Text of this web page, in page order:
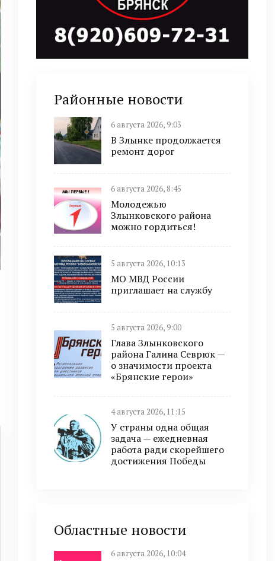
Районные новости
6 августа 2026, 9:03
В Злынке продолжается
ремонт дорог
6 августа 2026, 8:45
Молодежью
Злынковского района
можно гордиться!
5 августа 2026, 10:13
МО МВД России
приглашает на службу
5 августа 2026, 9:00
Глава Злынковского
района Галина Севрюк —
о значимости проекта
«Брянские герои»
4 августа 2026, 11:15
У страны одна общая
задача — ежедневная
работа ради скорейшего
достижения Победы
Областные новости
6 августа 2026, 10:04